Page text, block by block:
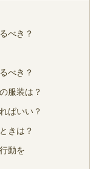
べき？
べき？
服装は？
ばいい？
きは？
動を